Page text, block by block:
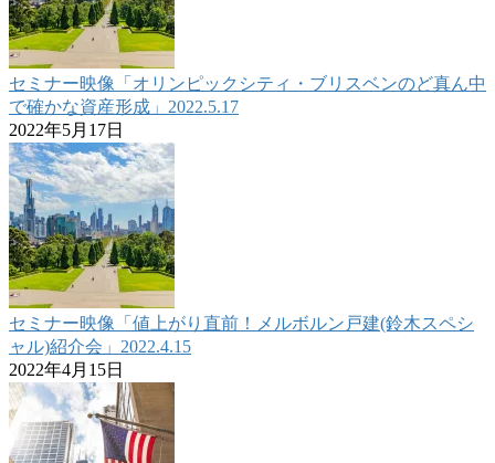
セミナー映像「オリンピックシティ・ブリスベンのど真ん中
で確かな資産形成」2022.5.17
2022年5月17日
セミナー映像「値上がり直前！メルボルン戸建(鈴木スペシ
ャル)紹介会」2022.4.15
2022年4月15日